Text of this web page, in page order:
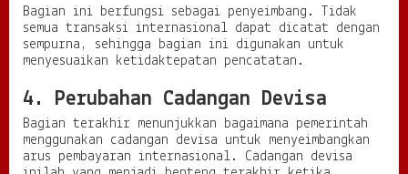
Bagian ini berfungsi sebagai penyeimbang. Tidak
semua transaksi internasional dapat dicatat dengan
sempurna, sehingga bagian ini digunakan untuk
menyesuaikan ketidaktepatan pencatatan.
4. Perubahan Cadangan Devisa
Bagian terakhir menunjukkan bagaimana pemerintah
menggunakan cadangan devisa untuk menyeimbangkan
arus pembayaran internasional. Cadangan devisa